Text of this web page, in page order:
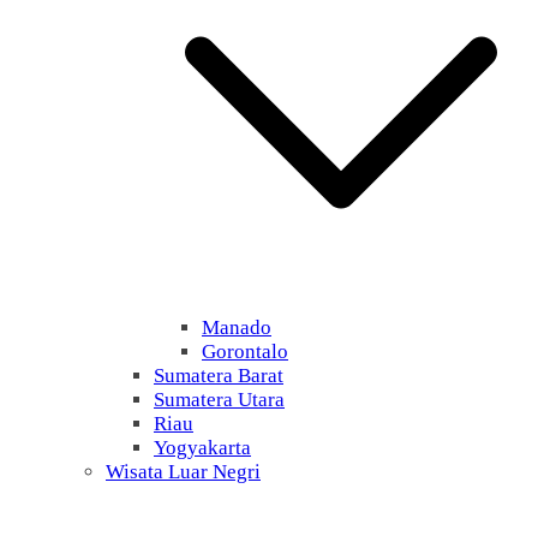
Manado
Gorontalo
Sumatera Barat
Sumatera Utara
Riau
Yogyakarta
Wisata Luar Negri